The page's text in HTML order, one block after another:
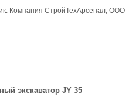
Компания СтройТехАрсенал, ООО
экскаватор JY 35